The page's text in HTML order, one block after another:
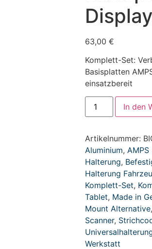
63,00 €
Komplett-Set:
Basisplatten
einsatzbereit
In den
Artikelnummer:
Aluminium,
Halterung,
Halterung
Komplett-Set,
Tablet, Made in
Mount Alternative,
Scanner,
Werkstatt